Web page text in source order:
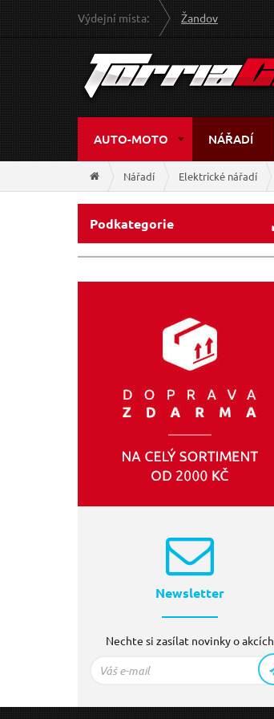
Výdejní místa: Žandov
AUTO-MOTO NÁŘADÍ
Nářadí Elektrické nářadí
Podkategorie
Newsletter
Nechte si zasílat novinky o akcích